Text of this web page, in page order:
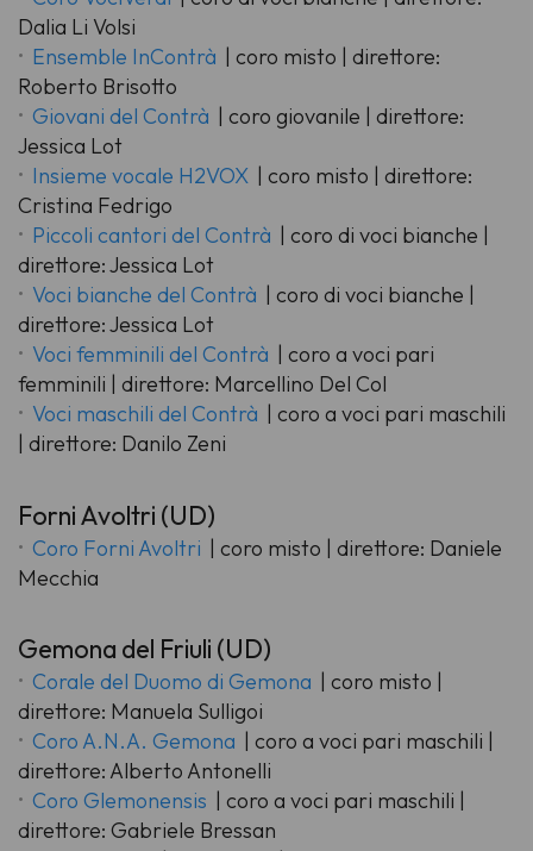
Dalia Li Volsi
Ensemble InContrà | coro misto | direttore:
Roberto Brisotto
Giovani del Contrà | coro giovanile | direttore:
Jessica Lot
Insieme vocale H2VOX | coro misto | direttore:
Cristina Fedrigo
Piccoli cantori del Contrà | coro di voci bianche |
direttore: Jessica Lot
Voci bianche del Contrà | coro di voci bianche |
direttore: Jessica Lot
Voci femminili del Contrà | coro a voci pari
femminili | direttore: Marcellino Del Col
Voci maschili del Contrà | coro a voci pari maschili
| direttore: Danilo Zeni
Forni Avoltri (UD)
Coro Forni Avoltri | coro misto | direttore: Daniele
Mecchia
Gemona del Friuli (UD)
Corale del Duomo di Gemona | coro misto |
direttore: Manuela Sulligoi
Coro A.N.A. Gemona | coro a voci pari maschili |
direttore: Alberto Antonelli
Coro Glemonensis | coro a voci pari maschili |
direttore: Gabriele Bressan